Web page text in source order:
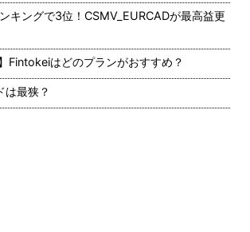
キングで3位！CSMV_EURCADが最高益更
Fintokeiはどのプランがおすすめ？
は最狭？